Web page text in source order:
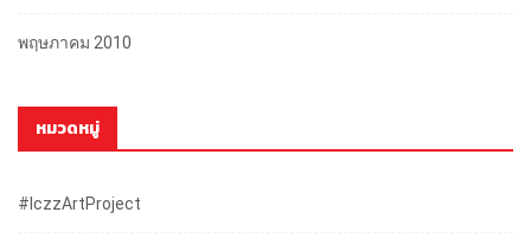
พฤษภาคม 2010
หมวดหมู่
#iczzArtProject